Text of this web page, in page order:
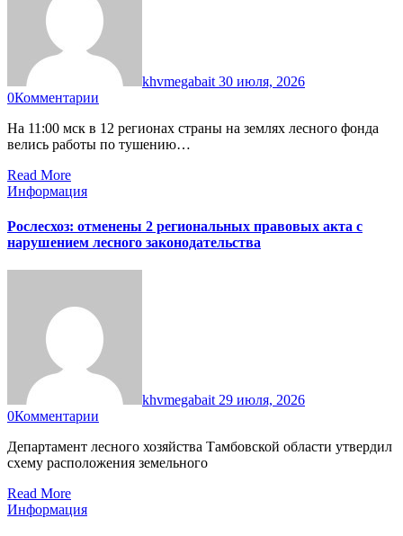
khvmegabait 30 июля, 2026
0Комментарии
На 11:00 мск в 12 регионах страны на землях лесного фонда
велись работы по тушению…
Read More
Информация
Рослесхоз: отменены 2 региональных правовых акта с
нарушением лесного законодательства
khvmegabait29 июля, 2026
0Комментарии
Департамент лесного хозяйства Тамбовской области утвердил
схему расположения земельного
Read More
Информация